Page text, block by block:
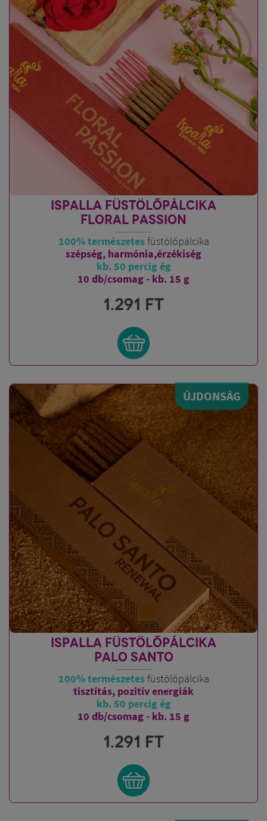
ISPALLA FÜSTÖLŐPÁLCIKA
FLORAL PASSION
100% természetesfüstölőpálcika
szépség, harmónia,érzékiség
kb. 50 percig ég
10 db/csomag - kb. 15 g
1.291 FT
ÚJDONSÁG
ISPALLA FÜSTÖLŐPÁLCIKA
PALO SANTO
100% természetesfüstölőpálcika
tisztítás, pozitív energiák
kb. 50 percig ég
10 db/csomag - kb. 15 g
1.291 FT